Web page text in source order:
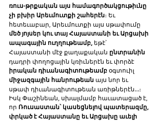
ռուս-թրքական այս համագործակցութիւնը
չի բխիր Արեւմուտքի շահերէն։ Եւ
հետեւաբար, Արեւմուտքի այս սթափումը
մեծ յոյսեր կու տայ Հայաստանի եւ Արցախի
ապագային ուղղութեամբ, եթէ՝
Հայաստանի մէջ քաղաքական ընտրանին
դադրի փողոցային կռիւներէն եւ փորձէ
իրական դիւանագիտութեամբ օգտուիլ
միջազգային հանրութեան այս նոր եւ
սթափ դիւանագիտութեան առիթներէն…։
Իսկ Փաշինեան, սխալմամբ հաւատացած է,
որ Ռուսաստան՝ կասեցնելով պատերազմը,
փրկած է Հայաստանը եւ Արցախը աւելի